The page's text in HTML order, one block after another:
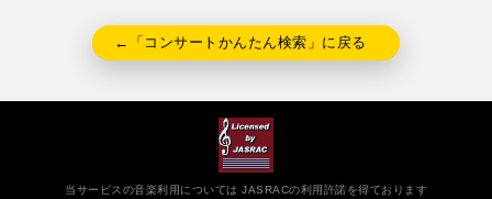
←「コンサートかんたん検索」に戻る
当サービスの音楽利用については JASRACの利用許諾を得ております